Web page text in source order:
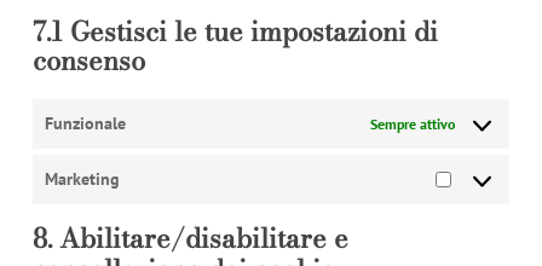
7.1 Gestisci le tue impostazioni di
consenso
Funzionale Sempre attivo
Marketing
8. Abilitare/disabilitare e